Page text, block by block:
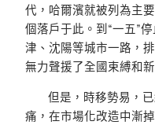
代，哈爾濱就被列為主
個落戶于此。到“一五”
津、沈陽等城市一路，
無力聲援了全國束縛和
但是，時移勢易，
痛，在市場化改造中漸